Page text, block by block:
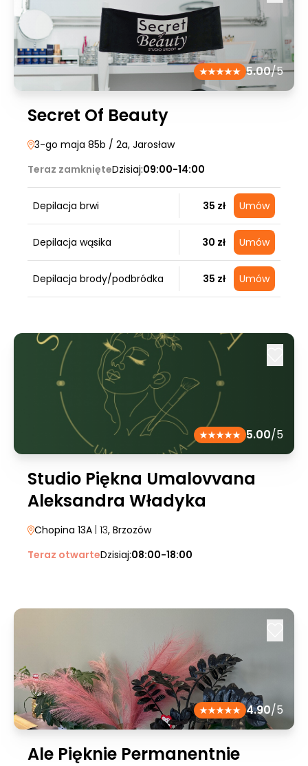
5.00/5
Secret Of Beauty
3-go maja 85b / 2a, Jarosław
Teraz zamknięteDzisiaj:09:00-14:00
Depilacja brwi 35 zł Umów
Depilacja wąsika 30 zł Umów
Depilacja brody/podbródka 35 zł Umów
5.00/5
Studio Piękna Umalovvana
Aleksandra Władyka
Chopina 13A | 13, Brzozów
Teraz otwarteDzisiaj:08:00-18:00
4.90/5
Ale Pięknie Permanentnie